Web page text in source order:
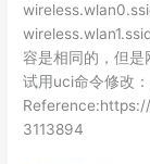
容是相同的，但
试用uci命令修改
3113894